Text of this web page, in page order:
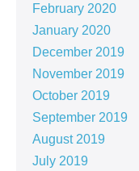
February 2020
January 2020
December 2019
November 2019
October 2019
September 2019
August 2019
July 2019